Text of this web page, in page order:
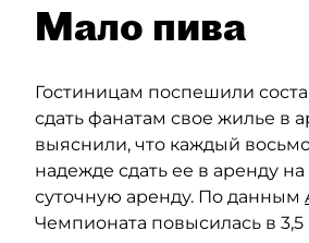
Мало пива
Гостиницам поспешили
сдать фанатам свое жилье в
выяснили, что каждый
надежде сдать ее в аренду
суточную аренду. По данным
Чемпионата повысилась в 3,5